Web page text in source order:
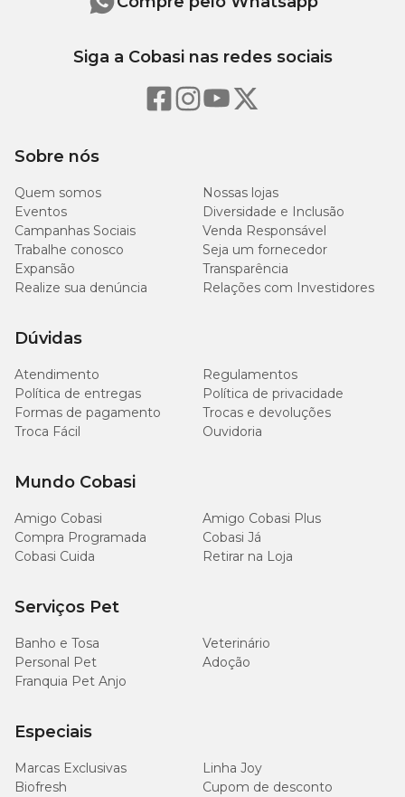
Sobre nós
Quem somos
Nossas lojas
Eventos
Diversidade e Inclusão
Campanhas Sociais
Venda Responsável
Trabalhe conosco
Seja um fornecedor
Expansão
Transparência
Realize sua denúncia
Relações com Investidores
Dúvidas
Atendimento
Regulamentos
Política de entregas
Política de privacidade
Formas de pagamento
Trocas e devoluções
Troca Fácil
Ouvidoria
Mundo Cobasi
Amigo Cobasi
Amigo Cobasi Plus
Compra Programada
Cobasi Já
Cobasi Cuida
Retirar na Loja
Serviços Pet
Banho e Tosa
Veterinário
Personal Pet
Adoção
Franquia Pet Anjo
Especiais
Marcas Exclusivas
Linha Joy
Biofresh
Cupom de desconto
Siga a Cobasi nas redes sociais